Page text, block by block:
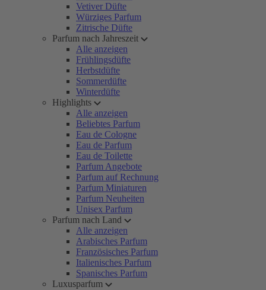
Vetiver Düfte
Würziges Parfum
Zitrische Düfte
Parfum nach Jahreszeit
Alle anzeigen
Frühlingsdüfte
Herbstdüfte
Sommerdüfte
Winterdüfte
Highlights
Alle anzeigen
Beliebtes Parfum
Eau de Cologne
Eau de Parfum
Eau de Toilette
Parfum Angebote
Parfum auf Rechnung
Parfum Miniaturen
Parfum Neuheiten
Unisex Parfum
Parfum nach Land
Alle anzeigen
Arabisches Parfum
Französisches Parfum
Italienisches Parfum
Spanisches Parfum
Luxusparfum